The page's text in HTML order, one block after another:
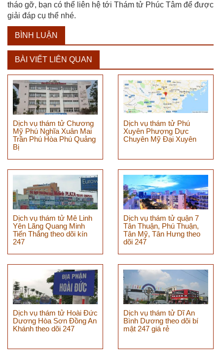
tháo gỡ, bạn có thể liên hệ tới Thám tử Phúc Tâm để được
giải đáp cụ thể nhé.
BÌNH LUẬN
BÀI VIẾT LIÊN QUAN
Dịch vụ thám tử Chương
Mỹ Phú Nghĩa Xuân Mai
Trần Phú Hòa Phú Quảng
Bị
Dịch vụ thám tử Phú
Xuyên Phượng Dực
Chuyên Mỹ Đại Xuyên
Dịch vụ thám tử Mê Linh
Yên Lãng Quang Minh
Tiến Thắng theo dõi kín
247
Dịch vụ thám tử quận 7
Tân Thuận, Phú Thuận,
Tân Mỹ, Tân Hưng theo
dõi 247
Dịch vụ thám tử Hoài Đức
Dương Hòa Sơn Đồng An
Khánh theo dõi 247
Dịch vụ thám tử Dĩ An
Bình Dương theo dõi bí
mật 247 giá rẻ